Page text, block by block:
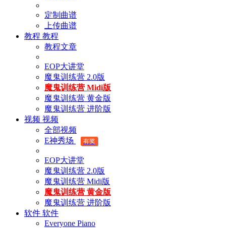
定制曲谱
上传曲谱
教程 教程
教程文章
EOP大讲堂
魔鬼训练营 2.0版
魔鬼训练营 Midi版
魔鬼训练营 黄金版
魔鬼训练营 进阶版
视频 视频
全部视频
E神秀场
有奖
EOP大讲堂
魔鬼训练营 2.0版
魔鬼训练营 Midi版
魔鬼训练营 黄金版
魔鬼训练营 进阶版
软件 软件
Everyone Piano